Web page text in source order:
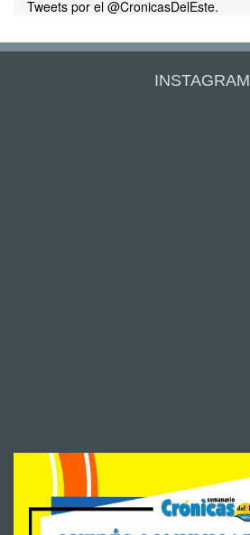
Tweets por el @CronicasDelEste.
INSTAGRAM